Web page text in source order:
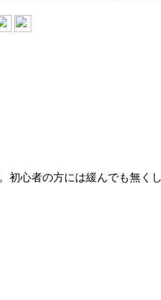
心者の方には緩んでも無く